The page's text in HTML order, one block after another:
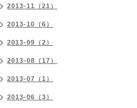
2013-11（21）
2013-10（6）
2013-09（2）
2013-08（17）
2013-07（1）
2013-06（3）